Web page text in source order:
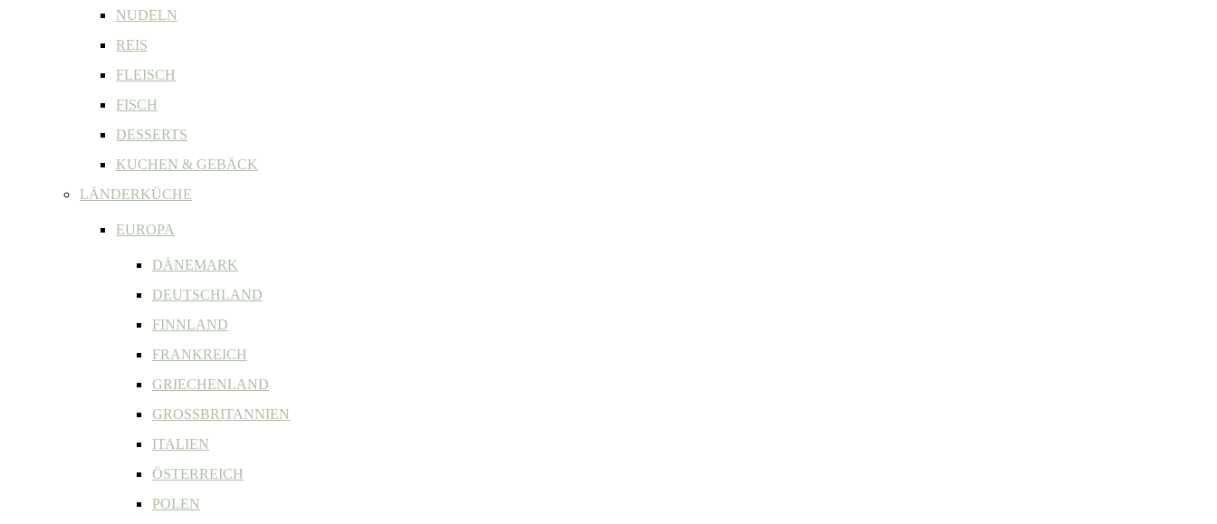
NUDELN
REIS
FLEISCH
FISCH
DESSERTS
KUCHEN & GEBÄCK
LÄNDERKÜCHE
EUROPA
DÄNEMARK
DEUTSCHLAND
FINNLAND
FRANKREICH
GRIECHENLAND
GROSSBRITANNIEN
ITALIEN
ÖSTERREICH
POLEN